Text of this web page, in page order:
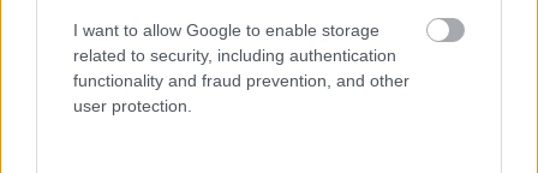
I want to allow Google to enable storage
related to security, including authentication
functionality and fraud prevention, and other
user protection.
pedig a szuperhősfilmek aktuális alfája, így csak idő
kérdése volt, hogy ez a két titán mikor talál egymásra. A
rajongóknak hála ez most történt meg.